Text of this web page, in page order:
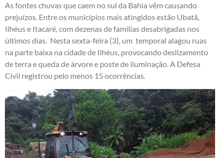
As fontes chuvas que caem no sul da Bahia vêm causando
prejuízos. Entre os municípios mais atingidos estão Ubatã,
Ilhéus e Itacaré, com dezenas de famílias desabrigadas nos
últimos dias. Nesta sexta-feira (3), um temporal alagou ruas
na parte baixa na cidade de Ilhéus, provocando deslizamento
de terra e queda de árvore e poste de iluminação. A Defesa
Civil registrou pelo menos 15 ocorrências.